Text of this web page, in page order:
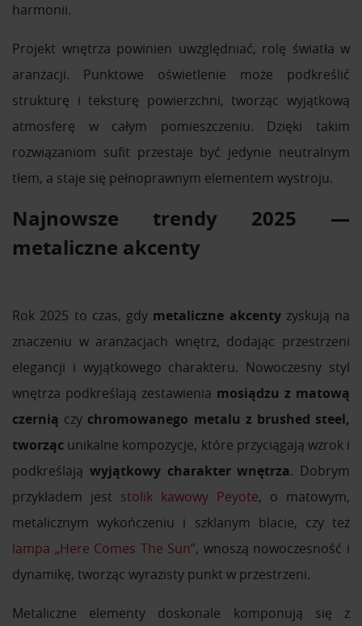
harmonii.
Projekt wnętrza powinien uwzględniać, rolę światła w
aranżacji. Punktowe oświetlenie może podkreślić
strukturę i teksturę powierzchni, tworząc wyjątkową
atmosferę w całym pomieszczeniu. Dzięki takim
rozwiązaniom sufit przestaje być jedynie neutralnym
tłem, a staje się pełnoprawnym elementem wystroju.
Najnowsze trendy 2025 —
metaliczne akcenty
Rok 2025 to czas, gdy metaliczne akcentyzyskują na
znaczeniu w aranżacjach wnętrz, dodając przestrzeni
elegancji i wyjątkowego charakteru. Nowoczesny styl
wnętrza podkreślają zestawienia mosiądzu z matową
czernią czy chromowanego metalu z brushed steel,
tworząc unikalne kompozycje, które przyciągają wzrok i
podkreślają wyjątkowy charakter wnętrza. Dobrym
przykładem jest stolik kawowy Peyote, o matowym,
metalicznym wykończeniu i szklanym blacie, czy też
lampa „Here Comes The Sun”, wnoszą nowoczesność i
dynamikę, tworząc wyrazisty punkt w przestrzeni.
Metaliczne elementy doskonale komponują się z